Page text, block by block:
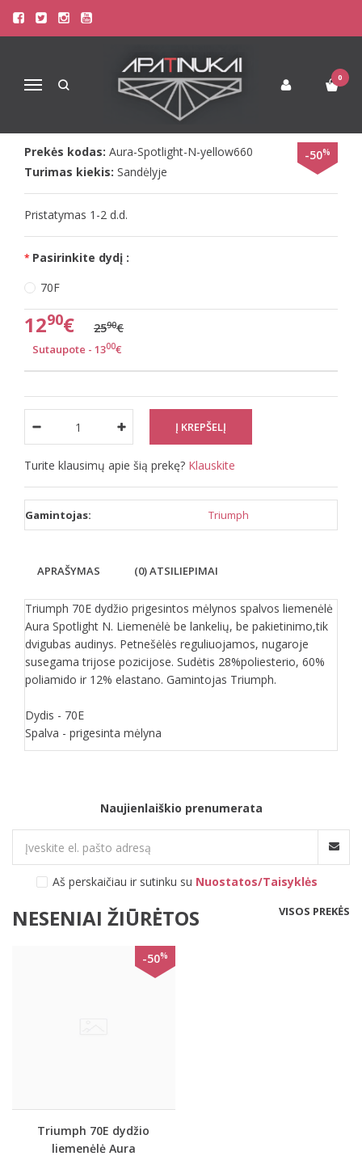
Navigacija
0
Pagrindinis Liemenėlės
Triumph Liemenėlės
Triumph 70E dydžio liemenėlė Aura Spotlight N
TRIUMPH 70E DYDŽIO LIEMENĖLĖ
AURA SPOTLIGHT N
-50%
Prekės kodas: Aura-Spotlight-N-yellow660
Turimas kiekis: Sandėlyje
Pristatymas 1-2 d.d.
Pasirinkite dydį :
70F
1290€ 2590€
Sutaupote - 1300€
Turite klausimų apie šią prekę? Klauskite
Gamintojas: Triumph
APRAŠYMAS (0) ATSILIEPIMAI
Triumph 70E dydžio prigesintos mėlynos spalvos liemenėlė
Aura Spotlight N. Liemenėlė be lankelių, be pakietinimo,tik
dvigubas audinys. Petnešėlės reguliuojamos, nugaroje
susegama trijose pozicijose. Sudėtis 28%poliesterio, 60%
poliamido ir 12% elastano. Gamintojas Triumph.
Dydis - 70E
Spalva - prigesinta mėlyna
Naujienlaiškio prenumerata
Aš perskaičiau ir sutinku su Nuostatos/Taisyklės
NESENIAI ŽIŪRĖTOS VISOS PREKĖS
-50%
Triumph 70E dydžio
liemenėlė Aura